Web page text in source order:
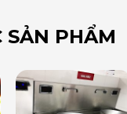
SẢN PHẨM